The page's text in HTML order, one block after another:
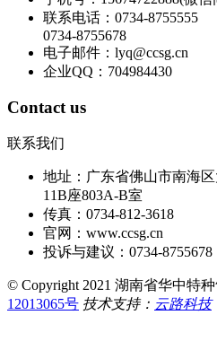
联系电话：0734-8755555
0734-8755678
电子邮件：lyq@ccsg.cn
企业QQ：704984430
Contact us
联系我们
地址：广东省佛山市南海
11B座803A-B室
传真：0734-812-3618
官网：www.ccsg.cn
投诉与建议：0734-8755678
© Copyright 2021 湖南省华中特
12013065号 技术支持： 云路科技